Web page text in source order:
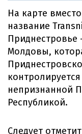
На карте
название
Приднестровье
Молдовы,
непризнанной
Республикой.
Следует